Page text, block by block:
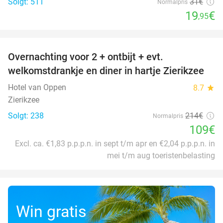
Normalpris
19,95€
Overnachting voor 2 + ontbijt + evt.
welkomstdrankje en diner in hartje Zierikzee
Hotel van Oppen 8.7 star
Zierikzee
Solgt: 238
Normalpris 214€
109€
Excl. ca. €1,83 p.p.p.n. in sept t/m apr en €2,04 p.p.p.n. in
mei t/m aug toeristenbelasting
Win gratis